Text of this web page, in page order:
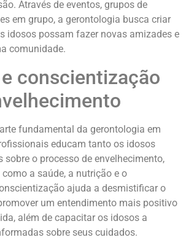
Através de eventos, grupos de
em grupo, a gerontologia busca criar
idosos possam fazer novas amizades e
comunidade.
conscientização
fundamental da gerontologia em
educam tanto os idosos
o processo de envelhecimento,
a saúde, a nutrição e o
ajuda a desmistificar o
um entendimento mais positivo
além de capacitar os idosos a
sobre seus cuidados.